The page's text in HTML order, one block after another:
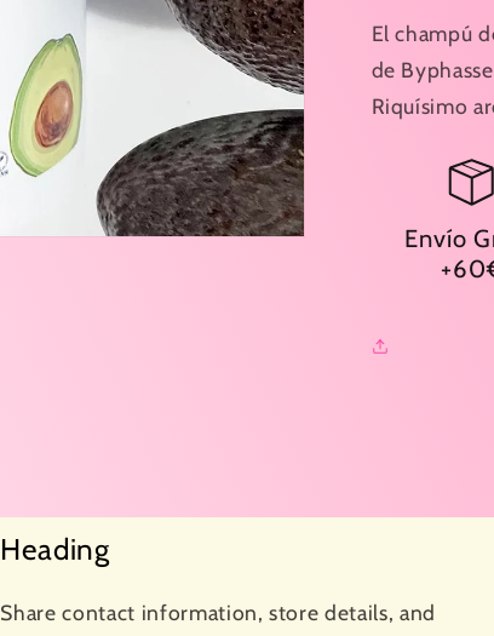
SECO
750ML-
El champú
de
Riquísimo
Envío
Heading
Share contact information, store details, and